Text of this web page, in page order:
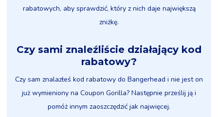
rabatowych, aby sprawdzić, który z nich daje największą
zniżkę.
Czy sami znaleźliście działający kod
rabatowy?
Czy sam znalazłeś kod rabatowy do Bangerhead i nie jest on
już wymieniony na Coupon Gorilla? Następnie prześlij ją i
pomóż innym zaoszczędzić jak najwięcej.